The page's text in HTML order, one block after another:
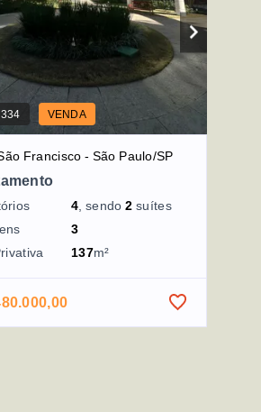
VENDA
Francisco - São Paulo/SP
4, sendo2 suítes
3
137m²